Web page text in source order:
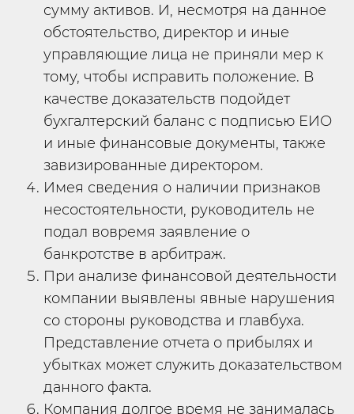
сумму активов. И, несмотря на данное
обстоятельство, директор и иные
управляющие лица не приняли мер к
тому, чтобы исправить положение. В
качестве доказательств подойдет
бухгалтерский баланс с подписью ЕИО
и иные финансовые документы, также
завизированные директором.
Имея сведения о наличии признаков
несостоятельности, руководитель не
подал вовремя заявление о
банкротстве в арбитраж.
При анализе финансовой деятельности
компании выявлены явные нарушения
со стороны руководства и главбуха.
Представление отчета о прибылях и
убытках может служить доказательством
данного факта.
Компания долгое время не занималась